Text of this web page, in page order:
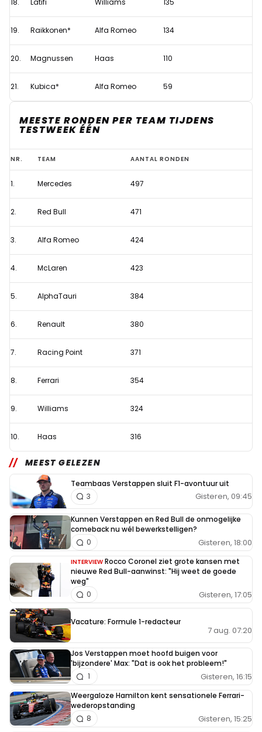
18. Latifi Williams 135
19. Raikkonen* Alfa Romeo 134
20. Magnussen Haas 110
21. Kubica* Alfa Romeo 59
MEESTE RONDEN PER TEAM TIJDENS
TESTWEEK ÉÉN
Verstappen
een
van
de
coureurs
tijdens
eerste
NR. TEAM AANTAL RONDEN
1. Mercedes 497
2. Red Bull 471
3. Alfa Romeo 424
4. McLaren 423
5. AlphaTauri 384
6. Renault 380
7. Racing Point 371
8. Ferrari 354
9. Williams 324
10. Haas 316
MEEST GELEZEN
Teambaas Verstappen sluit F1-avontuur uit
Gisteren, 09:45
3
Kunnen Verstappen en Red Bull de onmogelijke
comeback nu wél bewerkstelligen?
Gisteren, 18:00
0
INTERVIEW Rocco Coronel ziet grote kansen met
nieuwe Red Bull-aanwinst: "Hij weet de goede
weg"
Gisteren, 17:05
0
Vacature: Formule 1-redacteur
7 aug. 07:20
Jos Verstappen moet hoofd buigen voor
'bijzondere' Max: "Dat is ook het probleem!"
Gisteren, 16:15
1
Weergaloze Hamilton kent sensationele Ferrari-
wederopstanding
Gisteren, 15:25
8